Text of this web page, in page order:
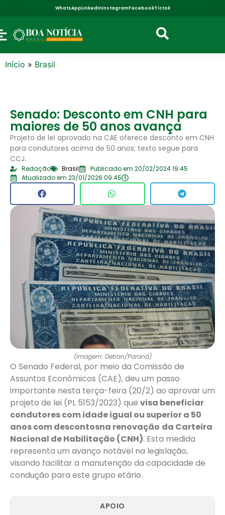
WhatsAppLinkedInInstagramFacebookTictok
Início » Brasil
Senado: Desconto em CNH para
maiores de 50 anos avança
Projeto de lei aprovado na CAE oferece desconto em CNH
para condutores acima de 50 anos; texto segue para
CCJ.
Redação Brasil
Publicado em 20/02/2024 19:45
Atualizado em 23/01/2026 09:45
(Imagem: Detran/Paraná)
O Senado Federal, por meio da Comissão de
Assuntos Econômicos (CAE), deu um passo
importante nesta terça-feira (20/2) ao aprovar um
projeto de lei (PL 5153/2023) que visa beneficiar
condutores com idade igual ou superior a 50
anos com descontosna renovação da Carteira
Nacional de Habilitação (CNH). Esta medida
representa um avanço notável na legislação,
visando facilitar a manutenção da capacidade de
condução para este grupo etário.
APOIO